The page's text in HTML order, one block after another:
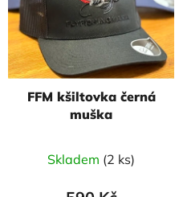
FFM kšiltovka černá
muška
Skladem (2 ks)